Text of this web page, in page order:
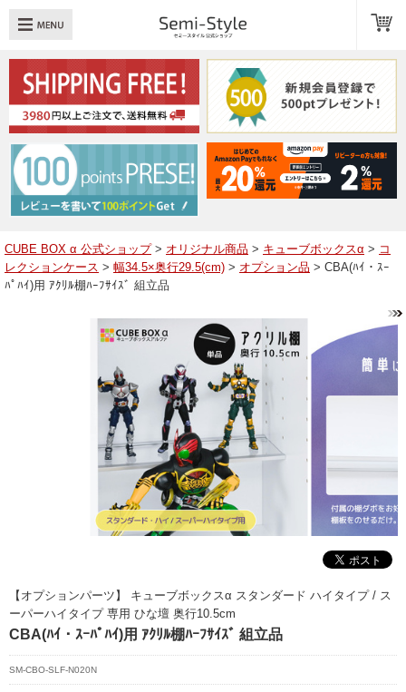
：透明扉 引き出し LED
へ戻る
品一覧
ューブボックスαレイアウト例
料・お支払いについて
定商取引法に基づく表記
CUBE BOX α 公式ショップ> オリジナル商品 > キューブボックスα > コ
レクションケース > 幅34.5×奥行29.5(cm) > オプション品 > CBA(ﾊｲ・ｽｰ
ﾊﾟﾊｲ)用 ｱｸﾘﾙ棚ﾊｰﾌｻｲｽﾞ 組立品
【オプションパーツ】 キューブボックスα スタンダード ハイタイプ / ス
ーパーハイタイプ 専用 ひな壇 奥行10.5cm
CBA(ﾊｲ・ｽｰﾊﾟﾊｲ)用 ｱｸﾘﾙ棚ﾊｰﾌｻｲｽﾞ 組立品
SM-CBO-SLF-N020N